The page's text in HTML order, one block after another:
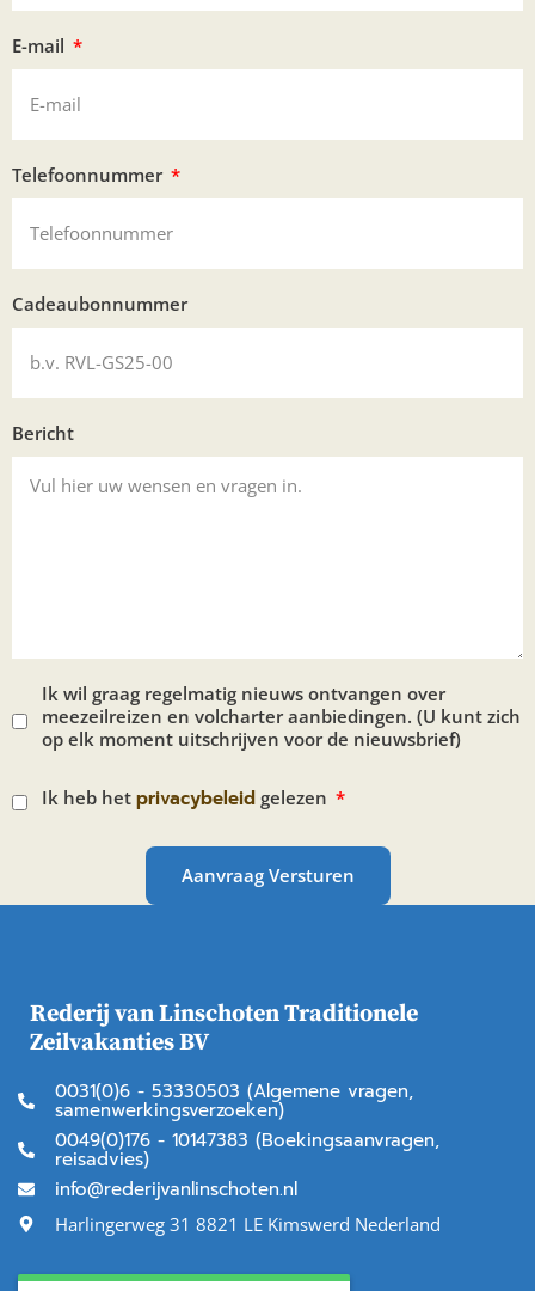
E-mail
Telefoonnummer
Cadeaubonnummer
Bericht
Ik wil graag regelmatig nieuws ontvangen over
meezeilreizen en volcharter aanbiedingen. (U kunt zich
op elk moment uitschrijven voor de nieuwsbrief)
Ik heb het privacybeleid gelezen
Aanvraag Versturen
Rederij van Linschoten Traditionele
Zeilvakanties BV
0031(0)6 - 53330503 (Algemene vragen,
samenwerkingsverzoeken)
0049(0)176 - 10147383 (Boekingsaanvragen,
reisadvies)
info@rederijvanlinschoten.nl
Harlingerweg 31 8821 LE Kimswerd Nederland